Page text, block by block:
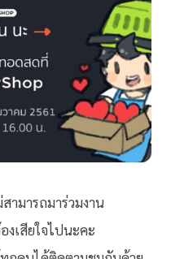
ามารถมาร่วมงาน
งเสียใจไปนะคะ